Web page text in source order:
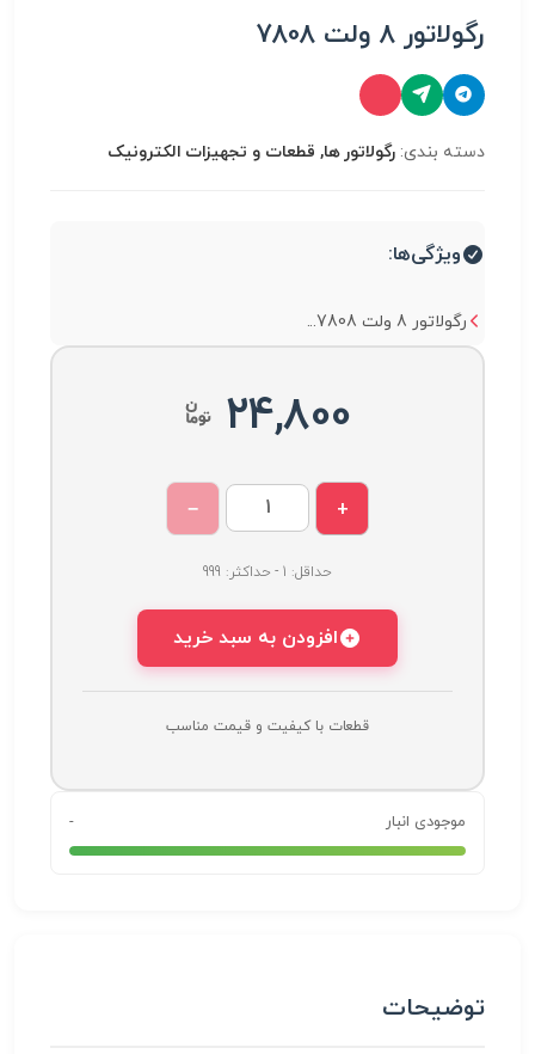
رگولاتور 8 ولت 7808
دسته بندی: رگولاتور ها, قطعات و تجهیزات الکترونیک
ویژگی‌ها:
رگولاتور 8 ولت 7808...
24,800
+
−
حداقل: 1 - حداکثر: 999
افزودن به سبد خرید
قطعات با کیفیت و قیمت مناسب
موجودی انبار -
توضیحات